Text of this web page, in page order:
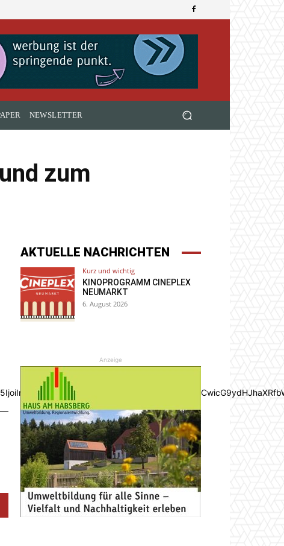
NEWSLETTER
zum
AKTUELLE NACHRICHTEN
Kurz und wichtig
KINOPROGRAMM CINEPLEX
NEUMARKT
6. August 2026
Anzeige